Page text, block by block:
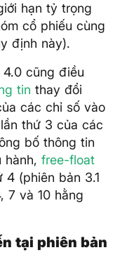
hạn tỷ trọng
cổ phiếu cùng
định này).
4.0 cũng điều
tin thay đổi
các chỉ số vào
thứ 3 của các
bố thông tin
free-float
(phiên bản 3.1
7 và 10 hằng
tại phiên bản